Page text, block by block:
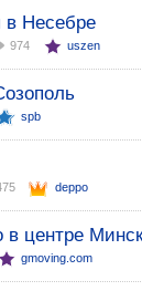
в Несебре
974 uszen
spb
deppo
в центре
gmoving.com